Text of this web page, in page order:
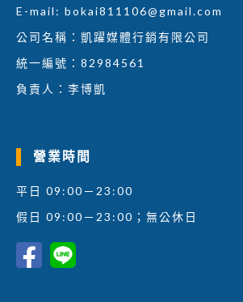
E-mail: bokai811106@gmail.com
公司名稱：凱躍媒體行銷有限公司
統一編號：82984561
負責人：李博凱
營業時間
平日 09:00－23:00
假日 09:00－23:00；無公休日